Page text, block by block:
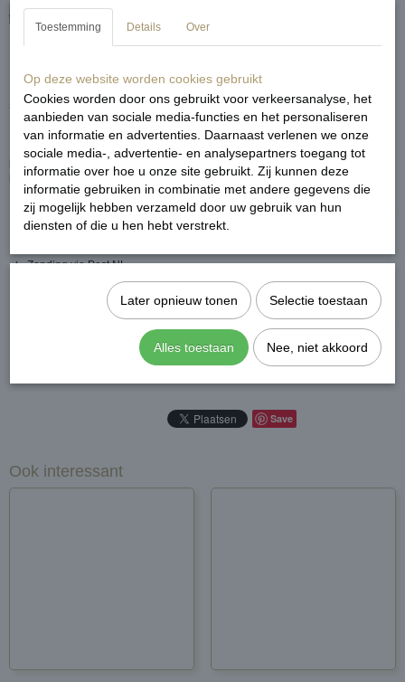
€ 39,99 € 19,99 (inclusief btw 21%)
Pasvorm
: one size past maatje S M en een kleine L. Ons model is 168 cm
lang. Ons model draagt normaal maatje M.
★ Zending via Post NL
★ Niet goed? Geld terug
Save
Ook interessant
Toestemming Details Over
Op deze website worden cookies gebruikt
Cookies worden door ons gebruikt voor verkeersanalyse, het
aanbieden van sociale media-functies en het personaliseren
van informatie en advertenties. Daarnaast verlenen we onze
sociale media-, advertentie- en analysepartners toegang tot
informatie over hoe u onze site gebruikt. Zij kunnen deze
informatie gebruiken in combinatie met andere gegevens die
zij mogelijk hebben verzameld door uw gebruik van hun
diensten of die u hen hebt verstrekt.
Later opnieuw tonen Selectie toestaan
Alles toestaan Nee, niet akkoord